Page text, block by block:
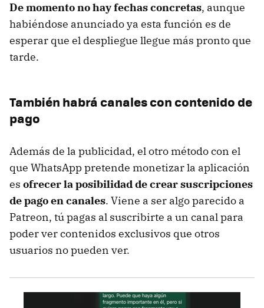
De momento no hay fechas concretas, aunque
habiéndose anunciado ya esta función es de
esperar que el despliegue llegue más pronto que
tarde.
También habrá canales con contenido de
pago
Además de la publicidad, el otro método con el
que WhatsApp pretende monetizar la aplicación
es ofrecer la posibilidad de crear suscripciones
de pago en canales. Viene a ser algo parecido a
Patreon, tú pagas al suscribirte a un canal para
poder ver contenidos exclusivos que otros
usuarios no pueden ver.